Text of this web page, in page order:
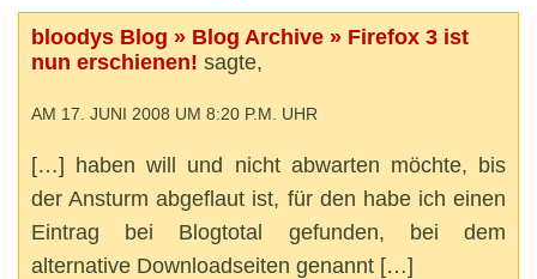
bloodys Blog » Blog Archive » Firefox 3 ist
nun erschienen! sagte,
AM 17. JUNI 2008 UM 8:20 P.M. UHR
[…] haben will und nicht abwarten möchte, bis
der Ansturm abgeflaut ist, für den habe ich einen
Eintrag bei Blogtotal gefunden, bei dem
alternative Downloadseiten genannt […]